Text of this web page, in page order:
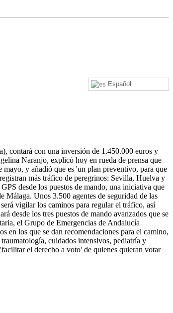
Español
contará con una inversión de 1.450.000 euros y
Naranjo, explicó hoy en rueda de prensa que
y añadió que es 'un plan preventivo, para que
más tráfico de peregrinos: Sevilla, Huelva y
desde los puestos de mando, una iniciativa que
Málaga. Unos 3.500 agentes de seguridad de las
vigilar los caminos para regular el tráfico, así
desde los tres puestos de mando avanzados que se
el Grupo de Emergencias de Andalucía
los que se dan recomendaciones para el camino,
cuidados intensivos, pediatría y
el derecho a voto' de quienes quieran votar